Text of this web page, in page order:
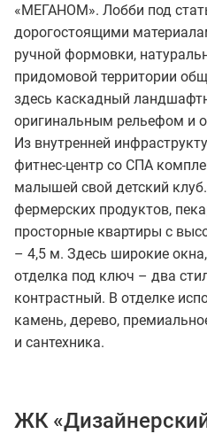
«МЕГАНОМ». Лобби под
дорогостоящими
ручной формовки,
придомовой территории
здесь каскадный
оригинальным рельефом и
Из внутренней
фитнес-центр со СПА
малышей свой детский
фермерских продуктов,
просторные квартиры с
– 4,5 м. Здесь широкие
отделка под ключ – два
контрастный. В отделке
камень, дерево,
и сантехника.
ЖК